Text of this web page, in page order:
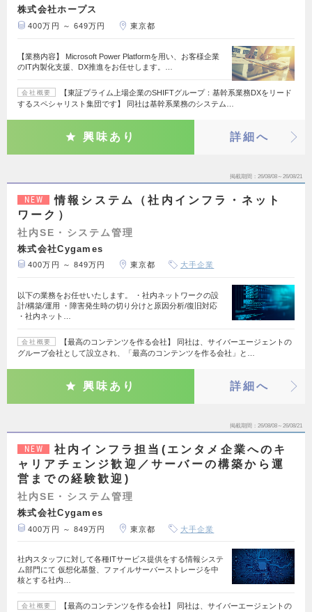
株式会社ホープス
400万円 ～ 649万円 東京都
【業務内容】 Microsoft Power Platformを用い、お客様企業
のIT内製化支援、DX推進をお任せします。…
会社概要
【東証プライム上場企業のSHIFTグループ：基幹系業務DXをリード
するスペシャリスト集団です】 同社は基幹系業務のシステム…
興味あり 詳細へ
掲載期間 26/08/08～26/08/21
NEW
情報システム（社内インフラ・ネット
ワーク）
社内SE・システム管理
株式会社Cygames
400万円 ～ 849万円 東京都 大手企業
以下の業務をお任せいたします。 ・社内ネットワークの設
計/構築/運用 ・障害発生時の切り分けと原因分析/復旧対応
・社内ネット…
会社概要
【最高のコンテンツを作る会社】 同社は、サイバーエージェントの
グループ会社として設立され、「最高のコンテンツを作る会社」と…
興味あり 詳細へ
掲載期間 26/08/08～26/08/21
NEW
社内インフラ担当(エンタメ企業へのキ
ャリアチェンジ歓迎／サーバーの構築から運
営までの経験歓迎)
社内SE・システム管理
株式会社Cygames
400万円 ～ 849万円 東京都 大手企業
社内スタッフに対して各種ITサービス提供をする情報システ
ム部門にて 仮想化基盤、ファイルサーバーストレージを中
核とする社内…
会社概要
【最高のコンテンツを作る会社】 同社は、サイバーエージェントの